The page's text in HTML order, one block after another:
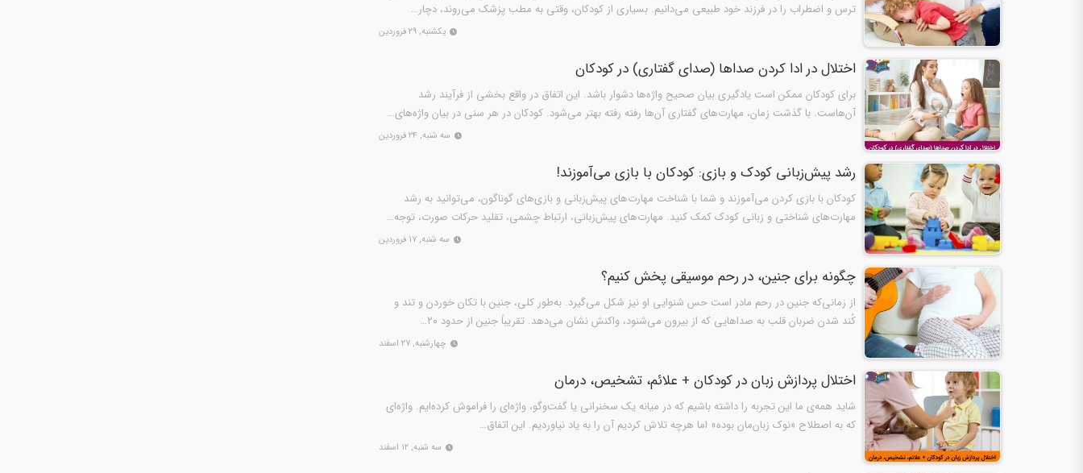
ترس و اضطراب را در فرزند خود طبیعی می‌دانیم. بسیاری از کودکان، وقتی به مطب پزشک می‌روند، دچار…
یکشنبه, ۲۹ فروردین
اختلال در ادا کردن صداها (صدای گفتاری) در کودکان
برای کودکان ممکن است یادگیری بیان صحیح واژه‌ها دشوار باشد. این اتفاق در واقع بخشی از فرآیند رشد
آن‌هاست. با گذشت زمان، مهارت‌های گفتاری آن‌ها رفته رفته بهتر می‌شود. کودکان در هر سنی در بیان واژه‌های…
سه شنبه, ۲۴ فروردین
رشد پیش‌زبانی کودک و بازی: کودکان با بازی می‌آموزند!
کودکان با بازی کردن می‌آموزند و شما با شناخت مهارت‌های پیش‌زبانی و بازی‌های گوناگون، می‌توانید به رشد
مهارت‌های شناختی و زبانی کودک کمک کنید. مهارت‌های پیش‌زبانی، ارتباط چشمی، تقلید حرکات صورت، توجه…
سه شنبه, ۱۷ فروردین
چگونه برای جنین، در رحم موسیقی پخش کنیم؟
از زمانی‌که جنین در رحم مادر است حس شنوایی او نیز شکل می‌گیرد. به‌طور کلی، جنین با تکان خوردن و تند و
کُند شدن ضربان قلب به صداهایی که از بیرون می‌شنود، واکنش نشان می‌دهد. تقریباً جنین از حدود ۲۰…
چهارشنبه, ۲۷ اسفند
اختلال پردازش زبان در کودکان + علائم، تشخیص، درمان
شاید همه‌‌ی ما این تجربه را داشته باشیم که در میانه یک سخنرانی یا گفت‌وگو، واژه‌ای را فراموش کرده‌ایم. واژه‌ای
که به اصطلاح «نوک زبان‌مان بوده» اما هرچه تلاش کردیم آن را به یاد نیاوردیم. این اتفاق…
سه شنبه, ۱۲ اسفند